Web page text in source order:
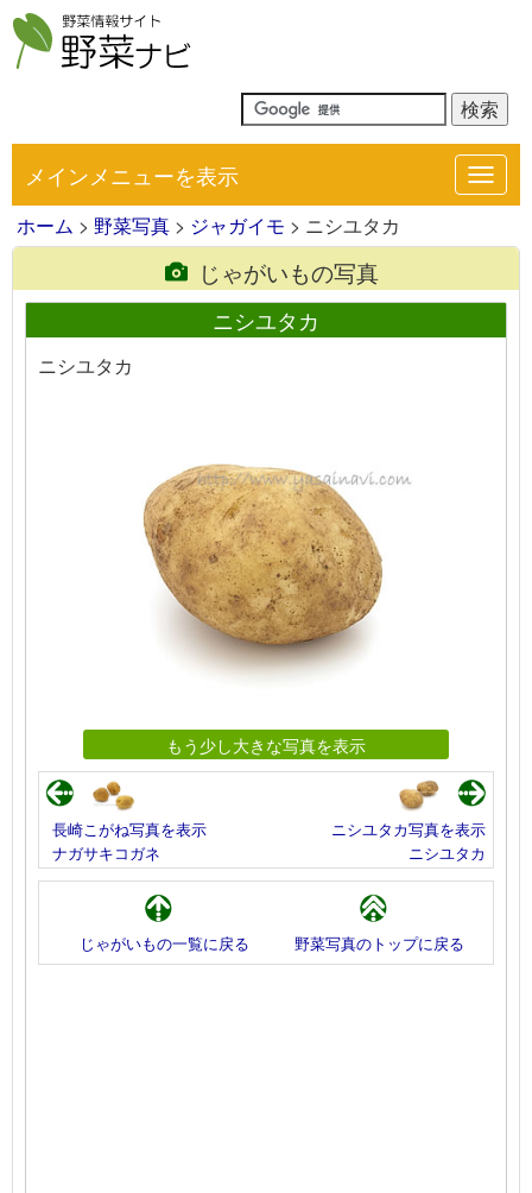
メインメニューを表示
ホーム > 野菜写真 > ジャガイモ > ニシユタカ
じゃがいもの写真
ニシユタカ
ニシユタカ
もう少し大きな写真を表示
長崎こがね写真を表示
ナガサキコガネ
ニシユタカ写真を表示
ニシユタカ
じゃがいもの一覧に戻る 野菜写真のトップに戻る